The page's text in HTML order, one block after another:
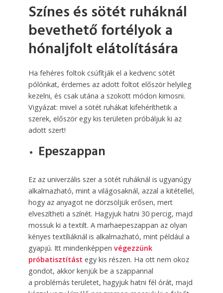
Színes és sötét ruháknál
bevethető fortélyok a
hónaljfolt elátolítására
Ha fehéres foltok csúfítják el a kedvenc sötét
pólónkat, érdemes az adott foltot először helyileg
kezelni, és csak utána a szokott módon kimosni.
Vigyázat: mivel a sötét ruhákat kifehéríthetik a
szerek, először egy kis területen próbáljuk ki az
adott szert!
Epeszappan
Ez az univerzális szer a sötét ruháknál is ugyanúgy
alkalmazható, mint a világosaknál, azzal a kitétellel,
hogy az anyagot ne dörzsöljük erősen, mert
elveszítheti a színét. Hagyjuk hatni 30 percig, majd
mossuk ki a textilt. A marhaepeszappan az olyan
kényes textíliáknál is alkalmazható, mint például a
gyapjú. Itt mindenképpen végezzünk
próbatisztítást egy kis részen. Ha ott nem okoz
gondot, akkor kenjük be a szappannal
a problémás területet, hagyjuk hatni fél órát, majd